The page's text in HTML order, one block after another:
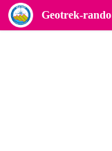
Geotrek-rando